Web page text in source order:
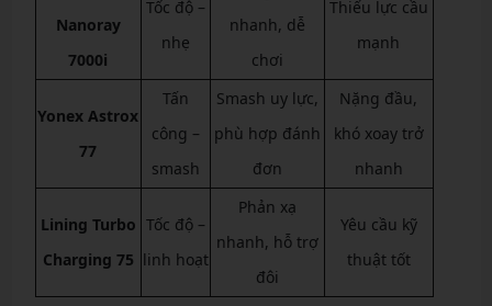
Nanoray
7000i
Tốc độ –
nhẹ
nhanh, dễ
chơi
Thiếu lực cầu
mạnh
Yonex Astrox
77
Tấn
công –
smash
Smash uy lực,
phù hợp đánh
đơn
Nặng đầu,
khó xoay trở
nhanh
Lining Turbo
Charging 75
Tốc độ –
linh hoạt
Phản xạ
nhanh, hỗ trợ
đôi
Yêu cầu kỹ
thuật tốt